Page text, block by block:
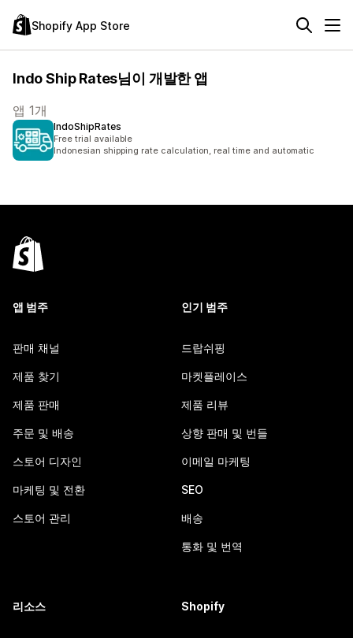
Shopify App Store
Indo Ship Rates님이 개발한 앱
앱 1개
IndoShipRates
Free trial available
Indonesian shipping rate calculation, real time and automatic
앱 범주
판매 채널
제품 찾기
제품 판매
주문 및 배송
스토어 디자인
마케팅 및 전환
스토어 관리
인기 범주
드랍쉬핑
마켓플레이스
제품 리뷰
상향 판매 및 번들
이메일 마케팅
SEO
배송
통화 및 번역
리소스 Shopify